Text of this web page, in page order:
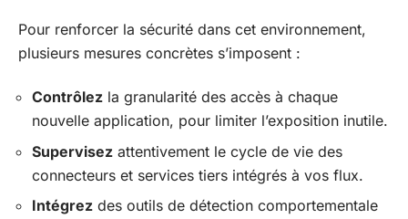
Pour renforcer la sécurité dans cet environnement,
plusieurs mesures concrètes s’imposent :
Contrôlez la granularité des accès à chaque
nouvelle application, pour limiter l’exposition inutile.
Supervisez attentivement le cycle de vie des
connecteurs et services tiers intégrés à vos flux.
Intégrez des outils de détection comportementale